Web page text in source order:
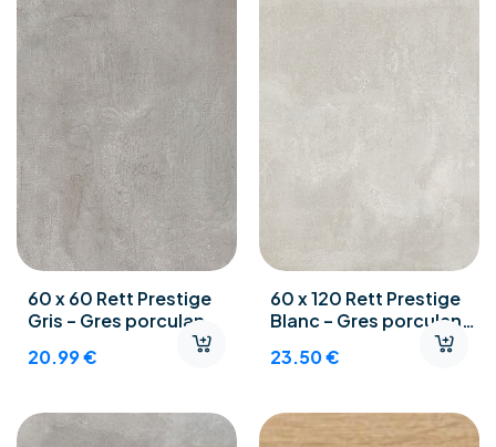
60 x 60 Rett Prestige
Gris – Gres porculan
20.99€
60 x 120 Rett Prestige
Blanc – Gres porculan
23.50€